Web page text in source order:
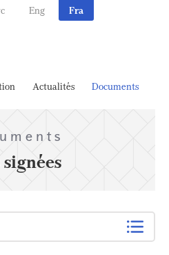
Eng Fra
Actualités Documents